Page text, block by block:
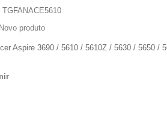
TGFANACE5610
Novo produto
Aspire 3690 / 5610 / 5610Z / 5630 / 5650 /